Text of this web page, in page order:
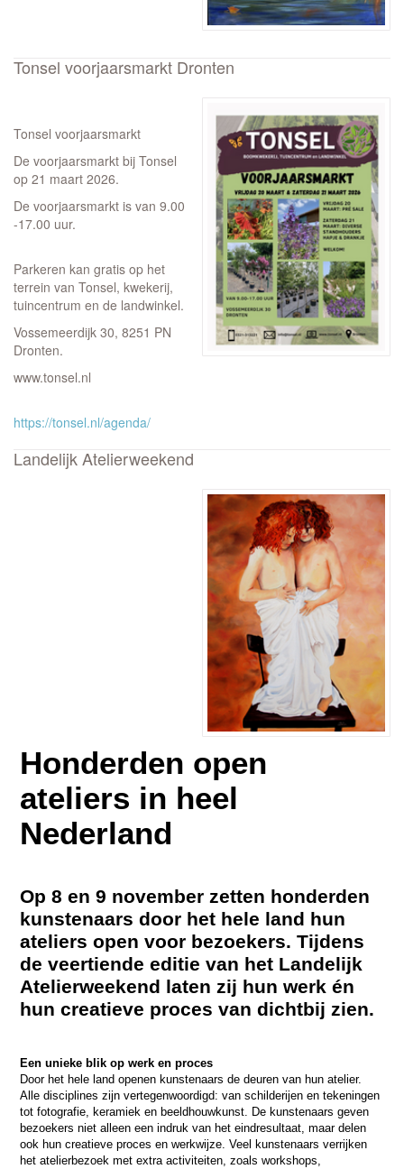
Tonsel voorjaarsmarkt Dronten
Tonsel voorjaarsmarkt
De voorjaarsmarkt bij Tonsel
op 21 maart 2026.
De voorjaarsmarkt is van 9.00
-17.00 uur.
Parkeren kan gratis op het
terrein van Tonsel, kwekerij,
tuincentrum en de landwinkel.
Vossemeerdijk 30, 8251 PN
Dronten.
www.tonsel.nl
https://tonsel.nl/agenda/
Landelijk Atelierweekend
Honderden open
ateliers in heel
Nederland
Op 8 en 9 november zetten honderden
kunstenaars door het hele land hun
ateliers open voor bezoekers. Tijdens
de veertiende editie van het Landelijk
Atelierweekend laten zij hun werk én
hun creatieve proces van dichtbij zien.
Een unieke blik op werk en proces
Door het hele land openen kunstenaars de deuren van hun atelier.
Alle disciplines zijn vertegenwoordigd: van schilderijen en tekeningen
tot fotografie, keramiek en beeldhouwkunst. De kunstenaars geven
bezoekers niet alleen een indruk van het eindresultaat, maar delen
ook hun creatieve proces en werkwijze. Veel kunstenaars verrijken
het atelierbezoek met extra activiteiten, zoals workshops,